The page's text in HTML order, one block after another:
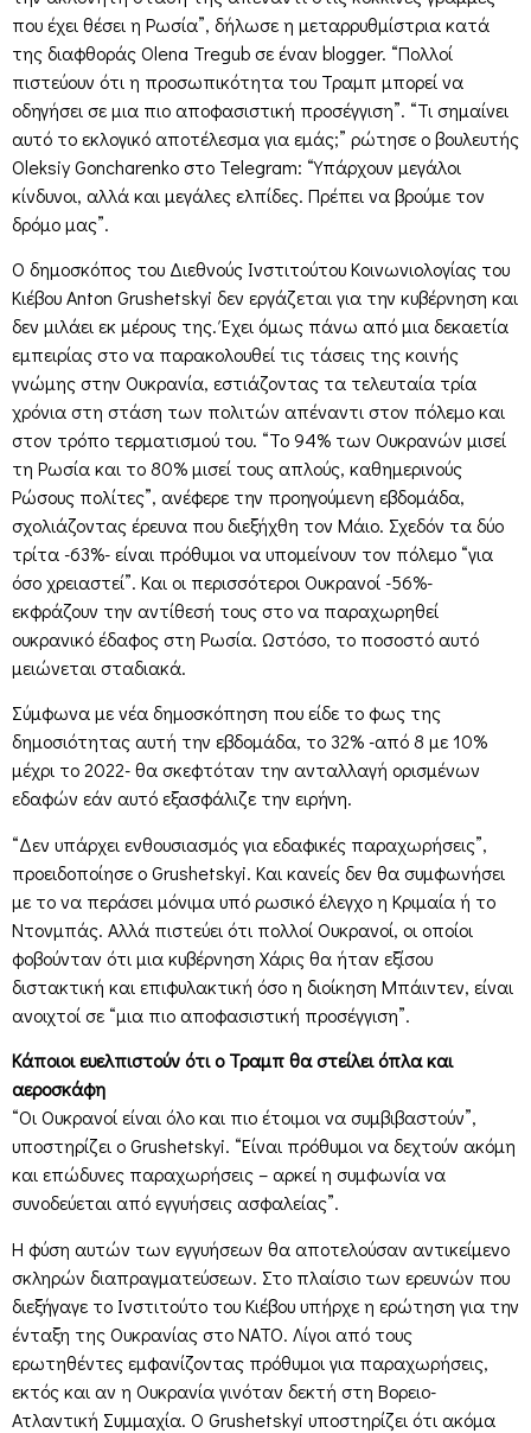
που έχει θέσει η Ρωσία”, δήλωσε η μεταρρυθμίστρια κατά
της διαφθοράς Olena Tregub σε έναν blogger. “Πολλοί
πιστεύουν ότι η προσωπικότητα του Τραμπ μπορεί να
οδηγήσει σε μια πιο αποφασιστική προσέγγιση”. “Τι σημαίνει
αυτό το εκλογικό αποτέλεσμα για εμάς;” ρώτησε ο βουλευτής
Oleksiy Goncharenko στο Telegram: “Υπάρχουν μεγάλοι
κίνδυνοι, αλλά και μεγάλες ελπίδες. Πρέπει να βρούμε τον
δρόμο μας”.
Ο δημοσκόπος του Διεθνούς Ινστιτούτου Κοινωνιολογίας του
Κιέβου Anton Grushetskyi δεν εργάζεται για την κυβέρνηση και
δεν μιλάει εκ μέρους της. Έχει όμως πάνω από μια δεκαετία
εμπειρίας στο να παρακολουθεί τις τάσεις της κοινής
γνώμης στην Ουκρανία, εστιάζοντας τα τελευταία τρία
χρόνια στη στάση των πολιτών απέναντι στον πόλεμο και
στον τρόπο τερματισμού του. “Το 94% των Ουκρανών μισεί
τη Ρωσία και το 80% μισεί τους απλούς, καθημερινούς
Ρώσους πολίτες”, ανέφερε την προηγούμενη εβδομάδα,
σχολιάζοντας έρευνα που διεξήχθη τον Μάιο. Σχεδόν τα δύο
τρίτα -63%- είναι πρόθυμοι να υπομείνουν τον πόλεμο “για
όσο χρειαστεί”. Και οι περισσότεροι Ουκρανοί -56%-
εκφράζουν την αντίθεσή τους στο να παραχωρηθεί
ουκρανικό έδαφος στη Ρωσία. Ωστόσο, το ποσοστό αυτό
μειώνεται σταδιακά.
Σύμφωνα με νέα δημοσκόπηση που είδε το φως της
δημοσιότητας αυτή την εβδομάδα, το 32% -από 8 με 10%
μέχρι το 2022- θα σκεφτόταν την ανταλλαγή ορισμένων
εδαφών εάν αυτό εξασφάλιζε την ειρήνη.
“Δεν υπάρχει ενθουσιασμός για εδαφικές παραχωρήσεις”,
προειδοποίησε ο Grushetskyi. Και κανείς δεν θα συμφωνήσει
με το να περάσει μόνιμα υπό ρωσικό έλεγχο η Κριμαία ή το
Ντονμπάς. Αλλά πιστεύει ότι πολλοί Ουκρανοί, οι οποίοι
φοβούνταν ότι μια κυβέρνηση Χάρις θα ήταν εξίσου
διστακτική και επιφυλακτική όσο η διοίκηση Μπάιντεν, είναι
ανοιχτοί σε “μια πιο αποφασιστική προσέγγιση”.
Κάποιοι ευελπιστούν ότι ο Τραμπ θα στείλει όπλα και
αεροσκάφη
“Οι Ουκρανοί είναι όλο και πιο έτοιμοι να συμβιβαστούν”,
υποστηρίζει ο Grushetskyi. “Είναι πρόθυμοι να δεχτούν ακόμη
και επώδυνες παραχωρήσεις – αρκεί η συμφωνία να
συνοδεύεται από εγγυήσεις ασφαλείας”.
Η φύση αυτών των εγγυήσεων θα αποτελούσαν αντικείμενο
σκληρών διαπραγματεύσεων. Στο πλαίσιο των ερευνών που
διεξήγαγε το Ινστιτούτο του Κιέβου υπήρχε η ερώτηση για την
ένταξη της Ουκρανίας στο ΝΑΤΟ. Λίγοι από τους
ερωτηθέντες εμφανίζοντας πρόθυμοι για παραχωρήσεις,
εκτός και αν η Ουκρανία γινόταν δεκτή στη Βορειο-
Ατλαντική Συμμαχία. Ο Grushetskyi υποστηρίζει ότι ακόμα